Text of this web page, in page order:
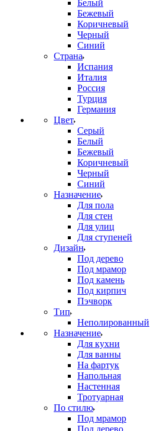
Белый
Бежевый
Коричневый
Черный
Синий
Страна
Испания
Италия
Россия
Турция
Германия
Цвет
Серый
Белый
Бежевый
Коричневый
Черный
Синий
Назначение
Для пола
Для стен
Для улиц
Для ступеней
Дизайн
Под дерево
Под мрамор
Под камень
Под кирпич
Пэчворк
Тип
Неполированный
Назначение
Для кухни
Для ванны
На фартук
Напольная
Настенная
Тротуарная
По стилю
Под мрамор